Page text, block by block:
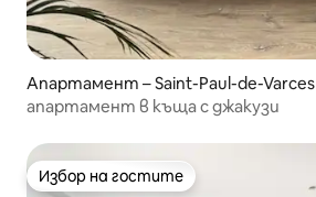
Апартамент – Saint-Paul-de-Varces
апартамент в къща с джакузи
Избор на гостите
Избор на гостите